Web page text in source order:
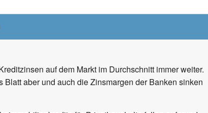
auf dem Markt im Durchschnitt immer weiter.
Blatt aber und auch die Zinsmargen der Banken sinken